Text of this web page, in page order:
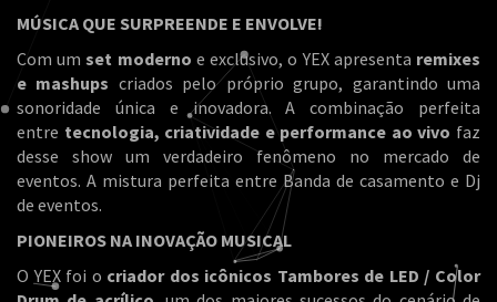
MÚSICA QUE SURPREENDE E ENVOLVE!
Com umset moderno e exclusivo, o YEX apresenta remixes
e mashups criados pelo próprio grupo, garantindo uma
sonoridade única e inovadora. A combinação perfeita
entre tecnologia, criatividade e performance ao vivo faz
desse show um verdadeiro fenômeno no mercado de
eventos. A mistura perfeita entre Banda de casamento e Dj
de eventos.
PIONEIROS NA INOVAÇÃO MUSICAL
O YEX foi o criador dos icônicos Tambores de LED / Color